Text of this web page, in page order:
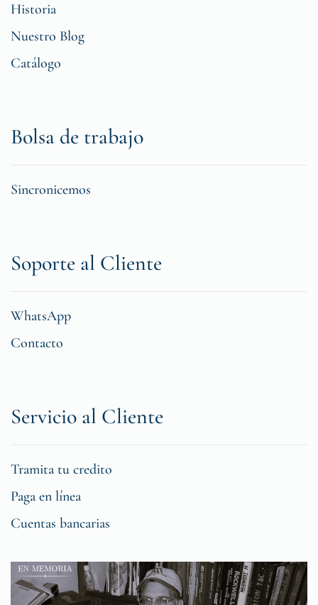
Historia
Nuestro Blog
Catálogo
Bolsa de trabajo
Sincronicemos
Soporte al Cliente
WhatsApp
Contacto
Servicio al Cliente
Tramita tu credito
Paga en línea
Cuentas bancarias